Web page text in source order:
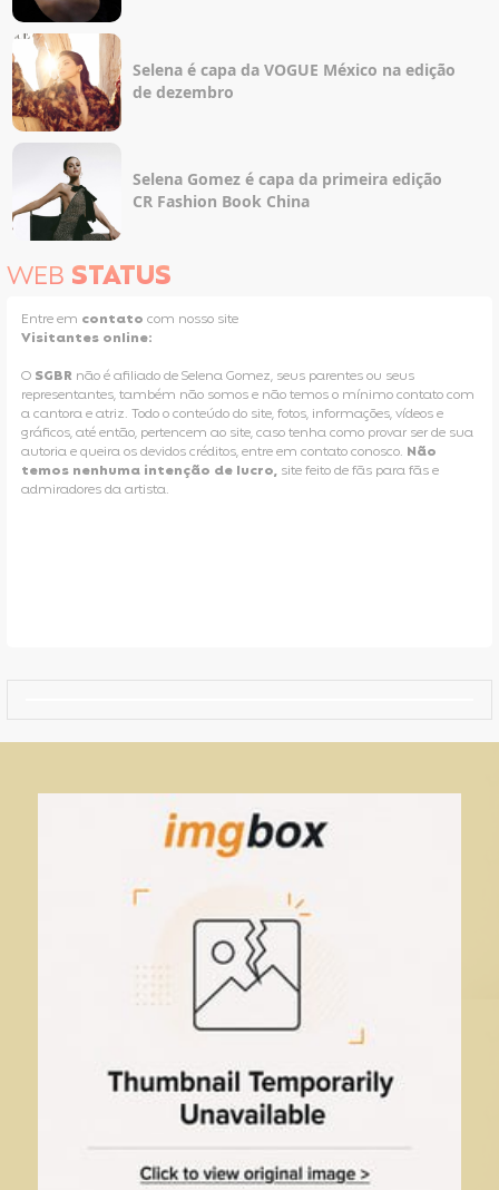
Selena é capa da VOGUE México na edição
de dezembro
Selena Gomez é capa da primeira edição
CR Fashion Book China
WEB STATUS
Entre em contato com nosso site
Visitantes online:
O SGBR não é afiliado de Selena Gomez, seus parentes ou seus
representantes, também não somos e não temos o mínimo contato com
a cantora e atriz. Todo o conteúdo do site, fotos, informações, vídeos e
gráficos, até então, pertencem ao site, caso tenha como provar ser de sua
autoria e queira os devidos créditos, entre em contato conosco. Não
temos nenhuma intenção de lucro, site feito de fãs para fãs e
admiradores da artista.